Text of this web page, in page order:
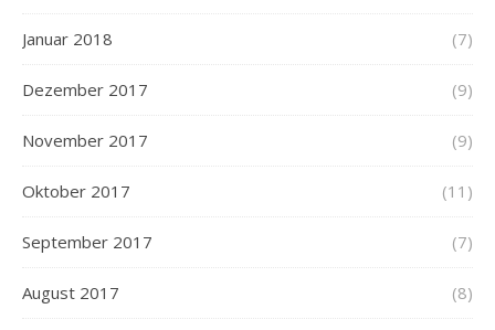
Januar 2018 (7)
Dezember 2017 (9)
November 2017 (9)
Oktober 2017 (11)
September 2017 (7)
August 2017 (8)